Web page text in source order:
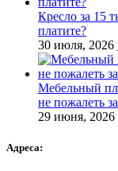
Кресло за 15
платите?
30 июля, 2026
Мебельный
не пожалеть
29 июня, 2026
Адреса: